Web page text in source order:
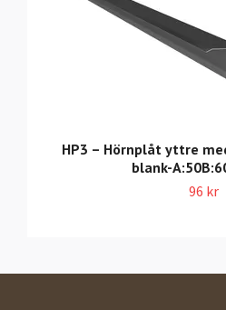
HP3 – Hörnplåt yttre
blank-
96 kr